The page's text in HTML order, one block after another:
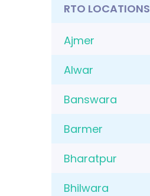
RTO LOCATIONS
Ajmer
Alwar
Banswara
Barmer
Bharatpur
Bhilwara